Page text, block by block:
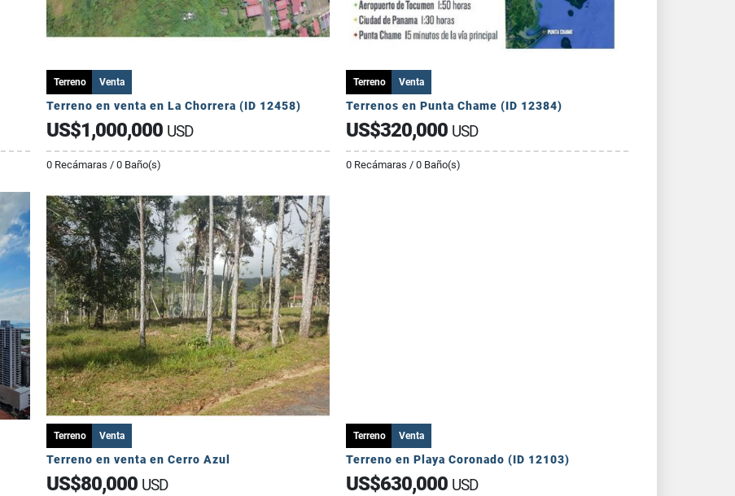
Terreno Venta
Terreno en venta en La Chorrera (ID 12458)
US$1,000,000 USD
0 Recámaras / 0 Baño(s)
Terreno Venta
Terrenos en Punta Chame (ID 12384)
US$320,000 USD
0 Recámaras / 0 Baño(s)
Terreno Venta
Terreno en venta en Cerro Azul
US$80,000 USD
Terreno Venta
Terreno en Playa Coronado (ID 12103)
US$630,000 USD